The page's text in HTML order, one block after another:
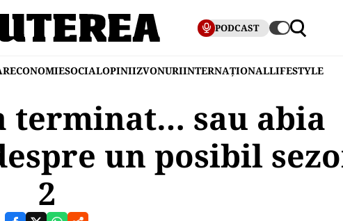
PODCAST
ECONOMIESOCIALOPINIIZVONURIINTERNAȚIONALLIFESTYLE
terminat… sau abia
un posibil
2